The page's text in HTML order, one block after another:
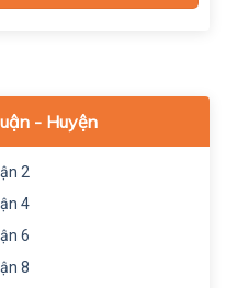
- Huyện
2
4
6
8